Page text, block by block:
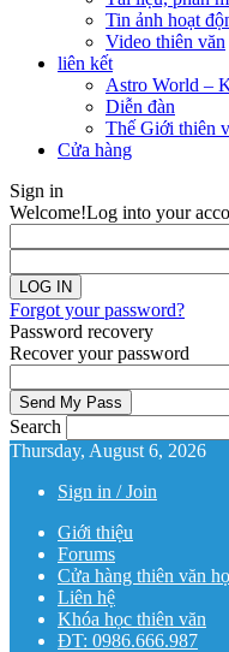
Tin ảnh hoạt
Video thiên văn
liên kết
Astro World –
Diễn đàn
Thế Giới thiên
Cửa hàng
Sign in
Welcome!Log into your
Forgot your password?
Password recovery
Recover your password
Search
Thursday, August 6, 2026
Sign in / Join
Giới thiệu
Forums
Cửa hàng thiên văn
Liên hệ
Khóa học thiên văn
ĐT: 0986.666.987